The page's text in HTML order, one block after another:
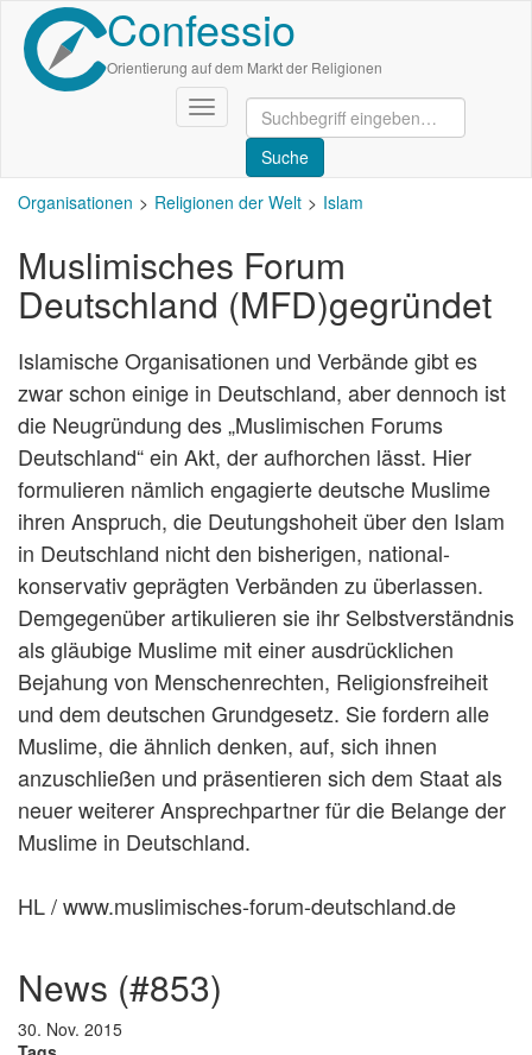
Direkt
zum
Inhalt
Confessio
Orientierung auf dem Markt der Religionen
Navigation
aktivieren/deaktivieren
Organisationen Religionen der Welt Islam
Muslimisches Forum
Deutschland (MFD)gegründet
Islamische Organisationen und Verbände gibt es
zwar schon einige in Deutschland, aber dennoch ist
die Neugründung des „Muslimischen Forums
Deutschland“ ein Akt, der aufhorchen lässt. Hier
formulieren nämlich engagierte deutsche Muslime
ihren Anspruch, die Deutungshoheit über den Islam
in Deutschland nicht den bisherigen, national-
konservativ geprägten Verbänden zu überlassen.
Demgegenüber artikulieren sie ihr Selbstverständnis
als gläubige Muslime mit einer ausdrücklichen
Bejahung von Menschenrechten, Religionsfreiheit
und dem deutschen Grundgesetz. Sie fordern alle
Muslime, die ähnlich denken, auf, sich ihnen
anzuschließen und präsentieren sich dem Staat als
neuer weiterer Ansprechpartner für die Belange der
Muslime in Deutschland.
HL / www.muslimisches-forum-deutschland.de
news (#853)
30. Nov. 2015